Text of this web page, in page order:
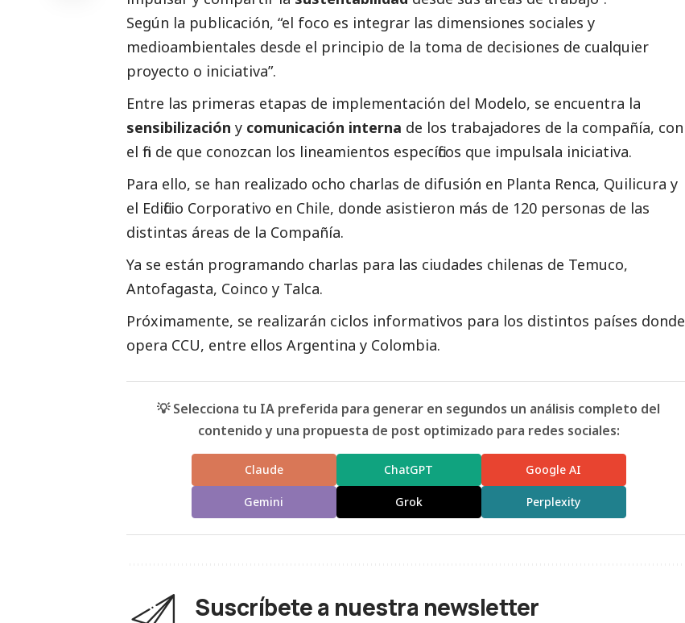
Según la publicación, “el foco es integrar las dimensiones sociales y
medioambientales desde el principio de la toma de decisiones de cualquier
proyecto o iniciativa”.
Entre las primeras etapas de implementación del Modelo, se encuentra la
sensibilización y comunicación interna de los trabajadores de la compañía, con
el fin de que conozcan los lineamientos específicos que impulsala iniciativa.
Para ello, se han realizado ocho charlas de difusión en Planta Renca, Quilicura y
el Edificio Corporativo en Chile, donde asistieron más de 120 personas de las
distintas áreas de la Compañía.
Ya se están programando charlas para las ciudades chilenas de Temuco,
Antofagasta, Coinco y Talca.
Próximamente, se realizarán ciclos informativos para los distintos países donde
opera CCU, entre ellos Argentina y Colombia.
💡 Selecciona tu IA preferida para generar en segundos un análisis completo del
contenido y una propuesta de post optimizado para redes sociales:
Claude ChatGPT Google AI
Gemini Grok Perplexity
Suscríbete a nuestra newsletter